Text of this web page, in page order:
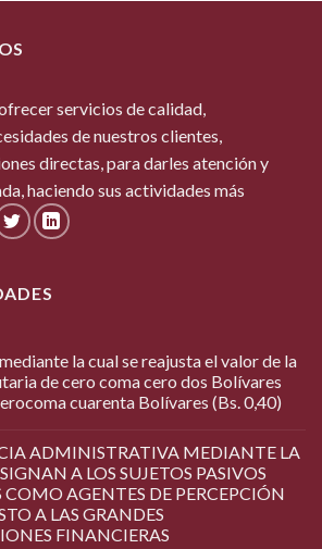
servicios de calidad,
de nuestros clientes,
directas, para darles atención y
haciendo sus actividades más
la cual se reajusta el valor de la
de cero coma cero dos Bolívares
cuarenta Bolívares (Bs. 0,40)
ADMINISTRATIVA MEDIANTE LA
A LOS SUJETOS PASIVOS
COMO AGENTES DE PERCEPCIÓN
A LAS GRANDES
FINANCIERAS